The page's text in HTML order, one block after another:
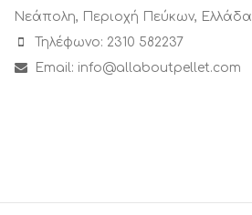
Νεάπολη, Περιοχή Πεύκων, Ελλάδα
Τηλέφωνο: 2310 582237
Email: info@allaboutpellet.com